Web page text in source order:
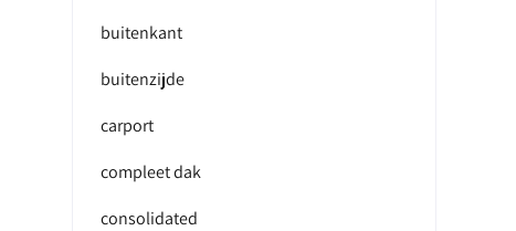
buitenkant
buitenzijde
carport
compleet dak
consolidated